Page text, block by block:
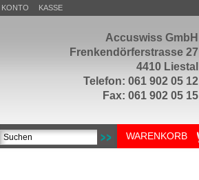
Accuswiss GmbH
Frenkendörferstrasse 27
4410 Liestal
Telefon: 061 902 05 12
Fax: 061 902 05 15
KONTO KASSE
WARENKORB